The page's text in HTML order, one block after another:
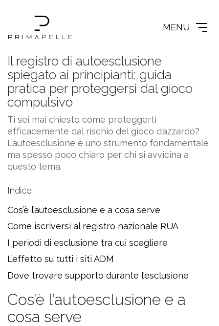
MENU
Il registro di autoesclusione
spiegato ai principianti: guida
pratica per proteggersi dal gioco
compulsivo
Ti sei mai chiesto come proteggerti
efficacemente dal rischio del gioco d’azzardo?
L’autoesclusione è uno strumento fondamentale,
ma spesso poco chiaro per chi si avvicina a
questo tema.
Indice
Cos’è l’autoesclusione e a cosa serve
Come iscriversi al registro nazionale RUA
I periodi di esclusione tra cui scegliere
L’effetto su tutti i siti ADM
Dove trovare supporto durante l’esclusione
Cos’è l’autoesclusione e a
cosa serve